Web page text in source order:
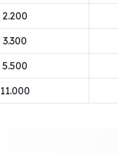
2.200
3.300
5.500
11.000